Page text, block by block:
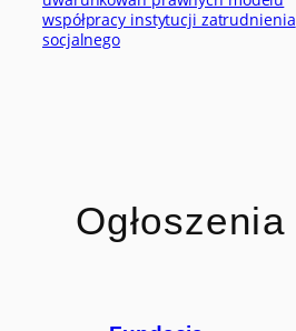
współpracy instytucji zatrudnienia
socjalnego
Ogłoszenia